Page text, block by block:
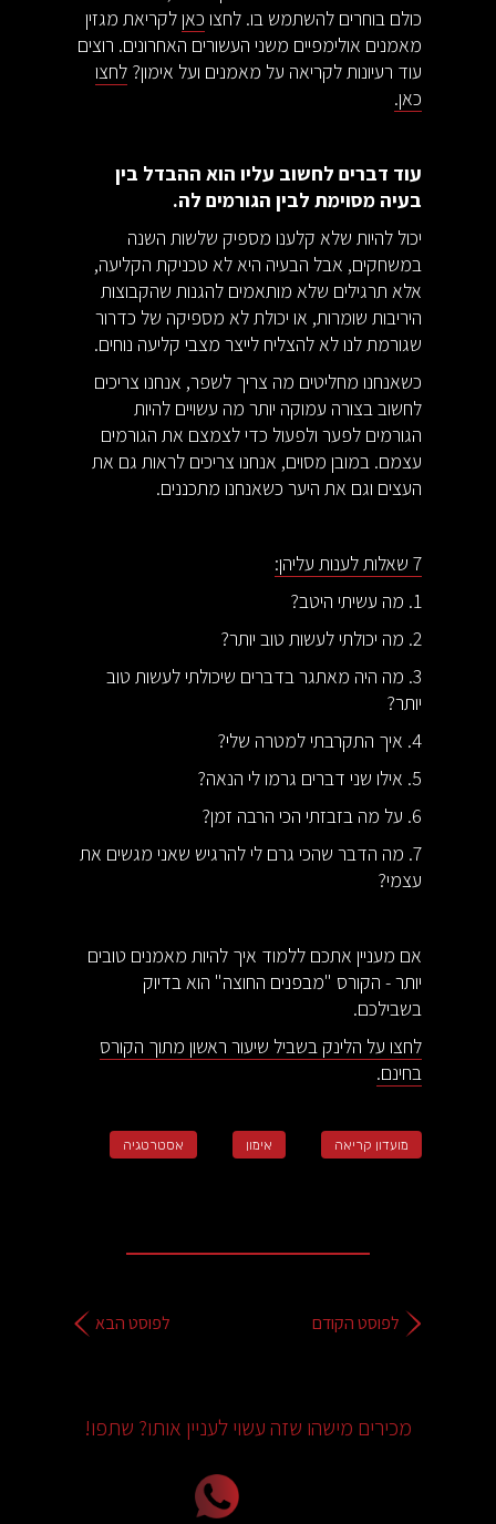
כולם בוחרים להשתמש בו. לחצו כאןלקריאת מגזין
מאמנים אולימפיים משני העשורים האחרונים. רוצים
עוד רעיונות לקריאה על מאמנים ועל אימון?לחצו
כאן.
עוד דברים לחשוב עליו הוא ההבדל בין
בעיה מסוימת לבין הגורמים לה.
יכול להיות שלא קלענו מספיק שלשות השנה
במשחקים, אבל הבעיה היא לא טכניקת הקליעה,
אלא תרגילים שלא מותאמים להגנות שהקבוצות
היריבות שומרות, או יכולת לא מספיקה של כדרור
שגורמת לנו לא להצליח לייצר מצבי קליעה נוחים.
כשאנחנו מחליטים מה צריך לשפר, אנחנו צריכים
לחשוב בצורה עמוקה יותר מה עשויים להיות
הגורמים לפער ולפעול כדי לצמצם את הגורמים
עצמם. במובן מסוים, אנחנו צריכים לראות גם את
העצים וגם את היער כשאנחנו מתכננים.
7 שאלות לענות עליהן:
1. מה עשיתי היטב?
2. מה יכולתי לעשות טוב יותר?
3. מה היה מאתגר בדברים שיכולתי לעשות טוב
יותר?
4. איך התקרבתי למטרה שלי?
5. אילו שני דברים גרמו לי הנאה?
6. על מה בזבזתי הכי הרבה זמן?
7. מה הדבר שהכי גרם לי להרגיש שאני מגשים את
עצמי?
אם מעניין אתכם ללמוד איך להיות מאמנים טובים
יותר - הקורס "מבפנים החוצה" הוא בדיוק
בשבילכם.
לחצו על הלינק בשביל שיעור ראשון מתוך הקורס
בחינם.
מועדון קריאה אימון אסטרטגיה
לפוסט הקודם לפוסט הבא
מכירים מישהו שזה עשוי לעניין אותו? שתפו!